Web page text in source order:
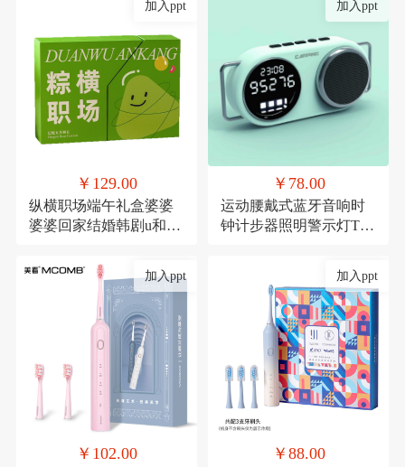
加入ppt
￥129.00
纵横职场端午礼盒婆婆
婆婆回家结婚韩剧u和规
加入ppt
￥78.00
运动腰戴式蓝牙音响时
钟计步器照明警示灯TF
加入ppt
￥102.00
加入ppt
￥88.00